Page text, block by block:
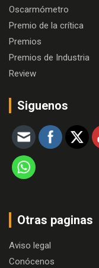
Oscarmómetro
Premio de la crítica
Premios
Premios de Industria
Review
Siguenos
Otras paginas
Aviso legal
Conócenos